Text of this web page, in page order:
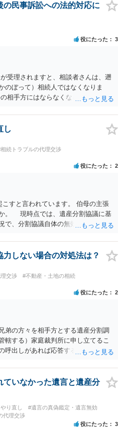
の民事訴訟への法的対応に
役にたった 3
受理されますと、相談者さんは、遡
のぼって）相続人ではなくなりま
相手方にはならなくなるので（明け
ピーを答弁書に添えて裁判所に提出
請求棄却を求める答弁書を提出すれ
ありません。その日は差支え（用事
十分です。 質問３について 弁護士で
必要は無いと思います。郵送（期
。 詳細は、書面記載の裁判所書記官
ご参考まで。
し
続トラブルの代理交渉
役にたった 2
すと言われています。 伯母の主張
。 現時点では、遺産分割協議に基
で、分割協議自体の無効を裁判所が
が、 ・御祖母様の認知能力に関する
れればその効力が否定される可能性
割協議に加わっていること ・御祖母
実益が誰にあったかの立証が困難
産分割協議の効力が否定される可能
ードルは非常に高い）ということが
しない場合の対処法は？
交渉
#不動産・土地の相続
役にたった 2
弟の方々を相手方とする遺産分割調
轄する）家庭裁判所に申し立てるこ
呼出しがあれば応答する可能性がま
上にないので必要書類をてきぱきと
非御注意ください。
ていなかった遺言と遺産分
り直し
#遺言の真偽鑑定・遺言無効
代理交渉
役にたった 3